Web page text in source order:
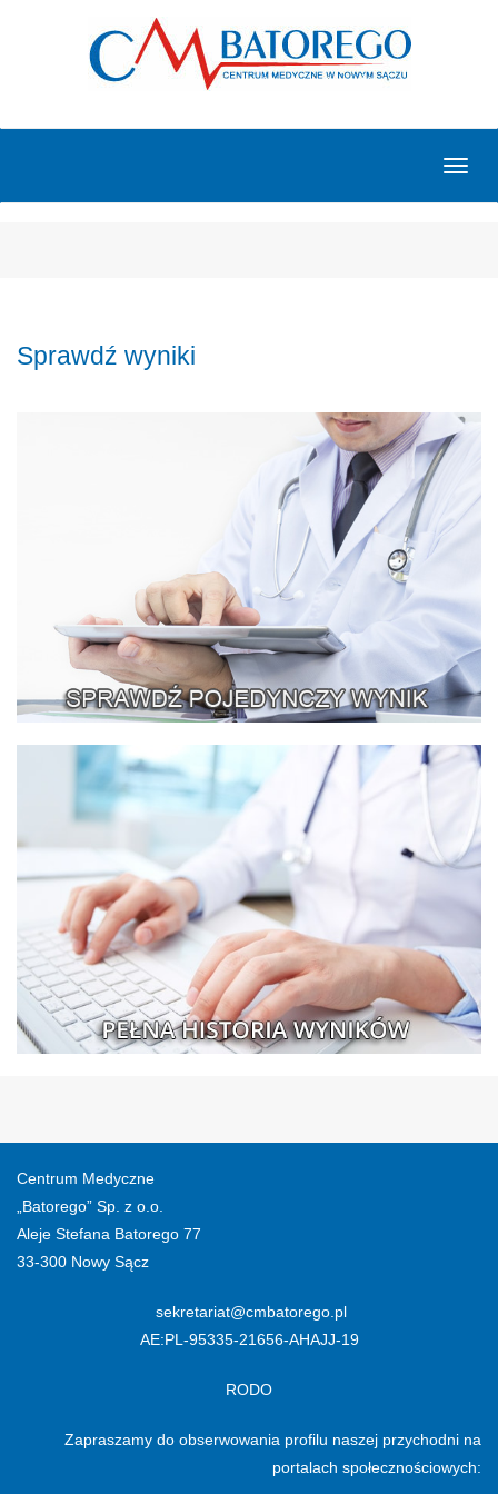
Sprawdź wyniki
Centrum Medyczne
„Batorego” Sp. z o.o.
Aleje Stefana Batorego 77
33-300 Nowy Sącz
sekretariat@cmbatorego.pl
AE:PL-95335-21656-AHAJJ-19
RODO
Zapraszamy do obserwowania profilu naszej przychodni na
portalach społecznościowych: